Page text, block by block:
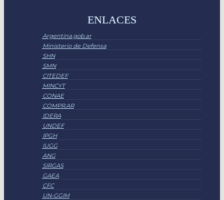
ENLACES
Argentina.gob.ar
Ministerio de Defensa
SHN
SMN
CITEDEF
MINCYT
CONAE
COMPR.AR
IDERA
UNDEF
IPGH
IUGG
ANG
SIRGAS
GAEA
CFC
UN-GGIM